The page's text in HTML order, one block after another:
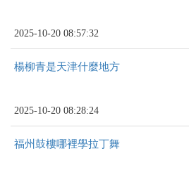
2025-10-20 08:57:32
楊柳青是天津什麼地方
2025-10-20 08:28:24
福州鼓樓哪裡學拉丁舞